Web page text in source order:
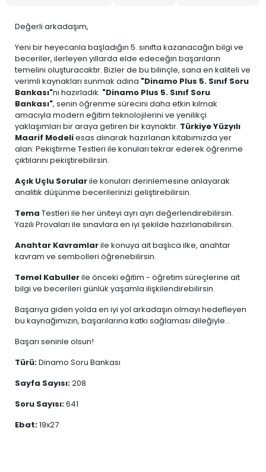
Değerli arkadaşım,
Yeni bir heyecanla başladığın 5. sınıfta kazanacağın bilgi ve
beceriler, ilerleyen yıllarda elde edeceğin başarıların
temelini oluşturacaktır. Bizler de bu bilinçle, sana en kaliteli ve
verimli kaynakları sunmak adına "Dinamo Plus 5. Sınıf Soru
Bankası"nı hazırladık. "Dinamo Plus 5. Sınıf Soru
Bankası", senin öğrenme sürecini daha etkin kılmak
amacıyla modern eğitim teknolojilerini ve yenilikçi
yaklaşımları bir araya getiren bir kaynaktır. Türkiye Yüzyılı
Maarif Modeliesas alınarak hazırlanan kitabımızda yer
alan: Pekiştirme Testleri ile konuları tekrar ederek öğrenme
çıktılarını pekiştirebilirsin.
Açık Uçlu Sorularile konuları derinlemesine anlayarak
analitik düşünme becerilerinizi geliştirebilirsin.
Tema Testleri ile her üniteyi ayrı ayrı değerlendirebilirsin.
Yazılı Provaları ile sınavlara en iyi şekilde hazırlanabilirsin.
Anahtar Kavramlarile konuya ait başlıca ilke, anahtar
kavram ve sembolleri öğrenebilirsin.
Temel Kabullerile önceki eğitim - öğretim süreçlerine ait
bilgi ve becerileri günlük yaşamla ilişkilendirebilirsin.
Başarıya giden yolda en iyi yol arkadaşın olmayı hedefleyen
bu kaynağımızın, başarılarına katkı sağlaması dileğiyle...
Başarı seninle olsun!
Türü:Dinamo Soru Bankası
Sayfa Sayısı:208
Soru Sayısı:641
Ebat:19x27